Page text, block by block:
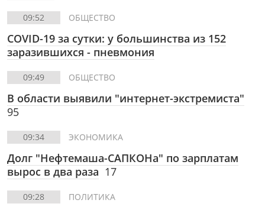
09:52 ОБЩЕСТВО
COVID-19 за сутки: у большинства из 152
заразившихся - пневмония
09:49 ОБЩЕСТВО
В области выявили "интернет-экстремиста"
95
09:34 ЭКОНОМИКА
Долг "Нефтемаша-САПКОНа" по зарплатам
вырос в два раза 17
09:28 ПОЛИТИКА